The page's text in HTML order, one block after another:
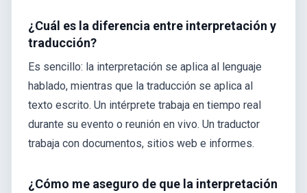
¿Cuál es la diferencia entre interpretación y
traducción?
Es sencillo: la interpretación se aplica al lenguaje
hablado, mientras que la traducción se aplica al
texto escrito. Un intérprete trabaja en tiempo real
durante su evento o reunión en vivo. Un traductor
trabaja con documentos, sitios web e informes.
¿Cómo me aseguro de que la interpretación